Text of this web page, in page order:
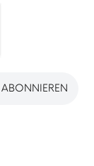
ABONNIEREN